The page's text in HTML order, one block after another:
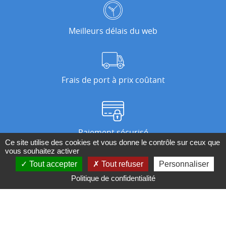
Meilleurs délais du web
Frais de port à prix coûtant
Paiement sécurisé
Nos magasins
Ce site utilise des cookies et vous donne le contrôle sur ceux que
vous souhaitez activer
Tout accepter
Tout refuser
Personnaliser
Politique de confidentialité